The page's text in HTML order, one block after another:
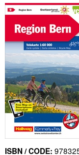
ISBN / CODE: